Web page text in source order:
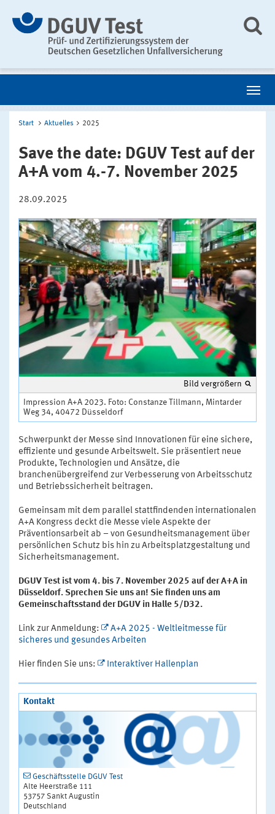
Start Aktuelles 2025
Save the date: DGUV Test auf der
A+A vom 4.-7. November 2025
28.09.2025
Bild vergrößern
Impression A+A 2023. Foto: Constanze Tillmann, Mintarder
Weg 34, 40472 Düsseldorf
Schwerpunkt der Messe sind Innovationen für eine sichere,
effiziente und gesunde Arbeitswelt. Sie präsentiert neue
Produkte, Technologien und Ansätze, die
branchenübergreifend zur Verbesserung von Arbeitsschutz
und Betriebssicherheit beitragen.
Gemeinsam mit dem parallel stattfindenden internationalen
A+A Kongress deckt die Messe viele Aspekte der
Präventionsarbeit ab – von Gesundheitsmanagement über
persönlichen Schutz bis hin zu Arbeitsplatzgestaltung und
Sicherheitsmanagement.
DGUV Test ist vom 4. bis 7. November 2025 auf der A+A in
Düsseldorf. Sprechen Sie uns an! Sie finden uns am
Gemeinschaftsstand der DGUV in Halle 5/D32.
Link zur Anmeldung:
A+A 2025 - Weltleitmesse für
sicheres und gesundes Arbeiten
Hier finden Sie uns: Interaktiver Hallenplan
Kontakt
Geschäftsstelle DGUV Test
Alte Heerstraße 111
53757 Sankt Augustin
Deutschland